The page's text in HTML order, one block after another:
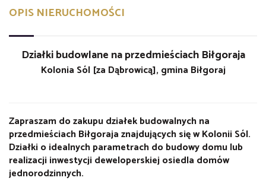
OPIS NIERUCHOMOŚCI
Działki budowlane na przedmieściach Biłgoraja
Kolonia Sól [za Dąbrowicą], gmina Biłgoraj
Zapraszam do zakupu działek budowalnych na
przedmieściach Biłgoraja znajdujących się w Kolonii Sól.
Działki o idealnych parametrach do budowy domu lub
realizacji inwestycji deweloperskiej osiedla domów
jednorodzinnych.